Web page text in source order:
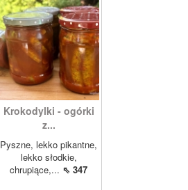
Krokodylki - ogórki
z...
Pyszne, lekko pikantne,
lekko słodkie,
chrupiące,... ⇖ 347